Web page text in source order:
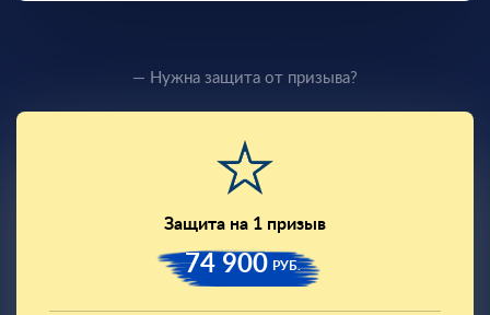
— Нужна защита от призыва?
Защита на 1 призыв
74 900 РУБ.